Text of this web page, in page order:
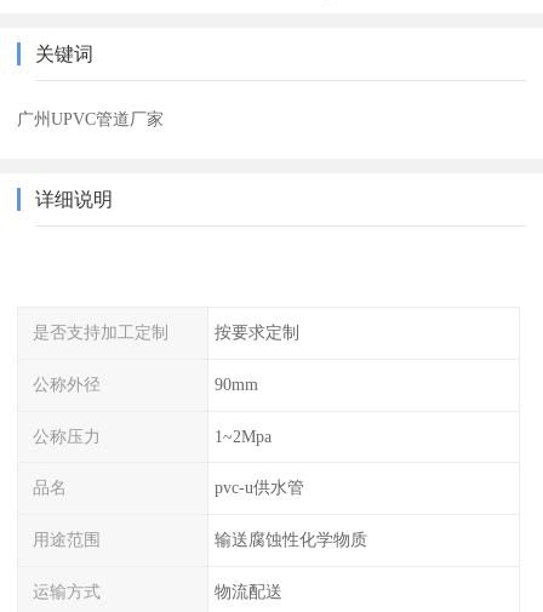
关键词
广州UPVC管道厂家
详细说明
是否支持加工定制 按要求定制
公称外径 90mm
公称压力 1~2Mpa
品名 pvc-u供水管
用途范围 输送腐蚀性化学物质
运输方式 物流配送